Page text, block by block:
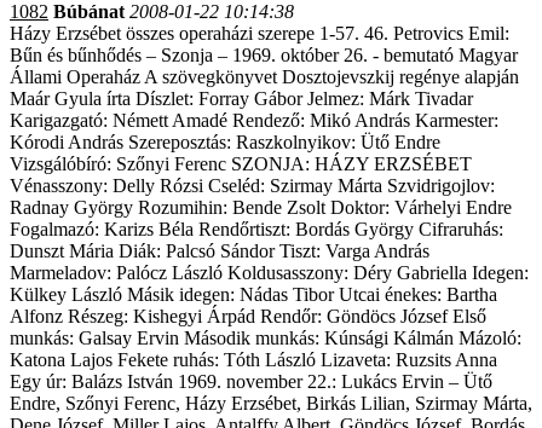
1082 Búbánat 2008-01-22 10:14:38
Házy Erzsébet összes operaházi szerepe 1-57. 46. Petrovics Emil:
Bűn és bűnhődés – Szonja – 1969. október 26. - bemutató Magyar
Állami Operaház A szövegkönyvet Dosztojevszkij regénye alapján
Maár Gyula írta Díszlet: Forray Gábor Jelmez: Márk Tivadar
Karigazgató: Némett Amadé Rendező: Mikó András Karmester:
Kórodi András Szereposztás: Raszkolnyikov: Ütő Endre
Vizsgálóbíró: Szőnyi Ferenc SZONJA: HÁZY ERZSÉBET
Vénasszony: Delly Rózsi Cseléd: Szirmay Márta Szvidrigojlov:
Radnay György Rozumihin: Bende Zsolt Doktor: Várhelyi Endre
Fogalmazó: Karizs Béla Rendőrtiszt: Bordás György Cifraruhás:
Dunszt Mária Diák: Palcsó Sándor Tiszt: Varga András
Marmeladov: Palócz László Koldusasszony: Déry Gabriella Idegen:
Külkey László Másik idegen: Nádas Tibor Utcai énekes: Bartha
Alfonz Részeg: Kishegyi Árpád Rendőr: Göndöcs József Első
munkás: Galsay Ervin Második munkás: Kúnsági Kálmán Mázoló:
Katona Lajos Fekete ruhás: Tóth László Lizaveta: Ruzsits Anna
Egy úr: Balázs István 1969. november 22.: Lukács Ervin – Ütő
Endre, Szőnyi Ferenc, Házy Erzsébet, Birkás Lilian, Szirmay Márta,